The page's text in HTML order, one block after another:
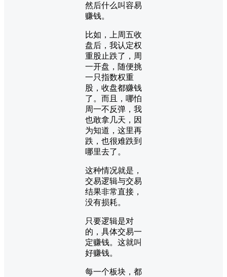
然后什么叫容易
赚钱。
比如，上周五收
盘后，我认定权
重股止跌了，周
一开盘，随便挑
一只指数权重
股，收盘都赚钱
了。而且，哪怕
周一不反弹，我
也敢拿几天，因
为知道，这里再
跌，也很难跌到
哪里去了。
这种情况就是，
交易逻辑与交易
结果非常直接，
没有损耗。
只要逻辑是对
的，具体交易一
定赚钱。这就叫
好赚钱。
每一个板块，都